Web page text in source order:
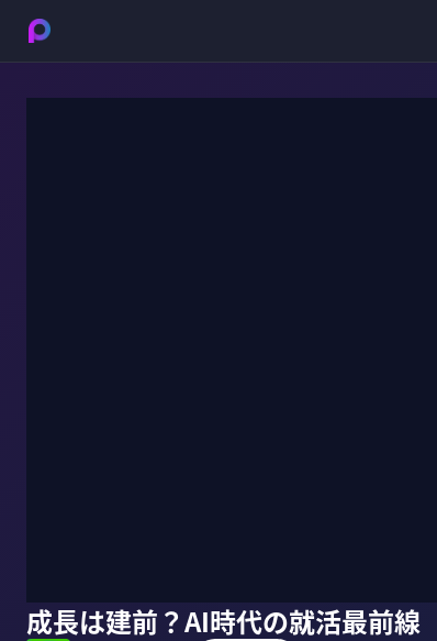
成長は建前？AI時代の就活最前線